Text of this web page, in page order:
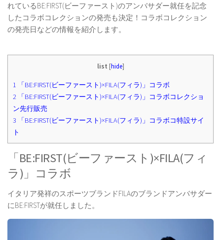
れているBE:FIRST(ビーファースト)のアンバサダー就任を記念
したコラボコレクションの発売も決定！コラボコレクション
の発売日などの情報を紹介します。
list [hide]
1 「BE:FIRST(ビーファースト)×FILA(フィラ)」コラボ
2 「BE:FIRST(ビーファースト)×FILA(フィラ)」コラボコレクショ
ン先行販売
3 「BE:FIRST(ビーファースト)×FILA(フィラ)」コラボコ特設サイ
ト
「BE:FIRST(ビーファースト)×FILA(フィ
ラ)」コラボ
イタリア発祥のスポーツブランドFILAのブランドアンバサダー
にBE:FIRSTが就任しました。